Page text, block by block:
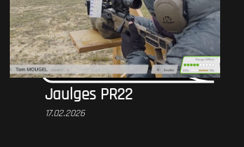
Jaulges PR22
17.02.2026